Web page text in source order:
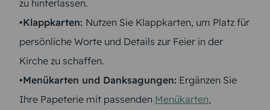
zu hinterlassen.
•Klappkarten: Nutzen Sie Klappkarten, um Platz für
persönliche Worte und Details zur Feier in der
Kirche zu schaffen.
•Menükarten und Danksagungen: Ergänzen Sie
Ihre Papeterie mit passenden Menükarten,